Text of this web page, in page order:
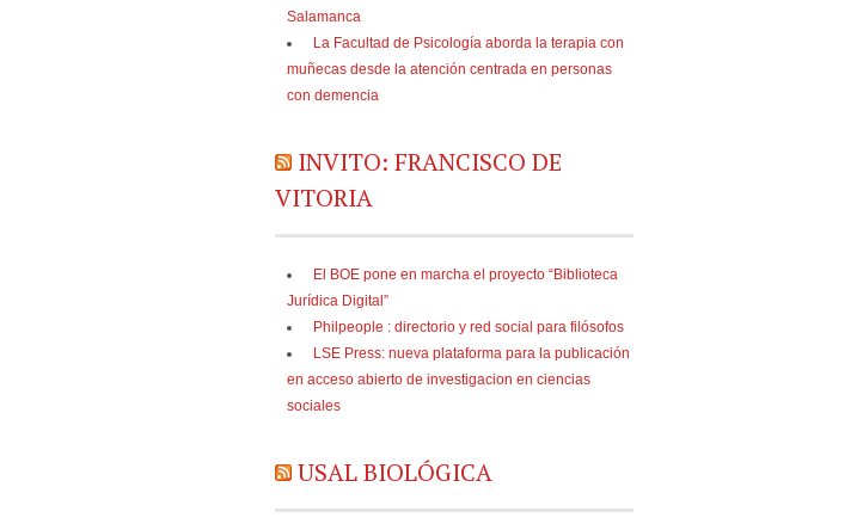
Salamanca
La Facultad de Psicología aborda la terapia con
muñecas desde la atención centrada en personas
con demencia
INVITO: FRANCISCO DE
VITORIA
El BOE pone en marcha el proyecto “Biblioteca
Jurídica Digital”
Philpeople : directorio y red social para filósofos
LSE Press: nueva plataforma para la publicación
en acceso abierto de investigacion en ciencias
sociales
USAL BIOLÓGICA